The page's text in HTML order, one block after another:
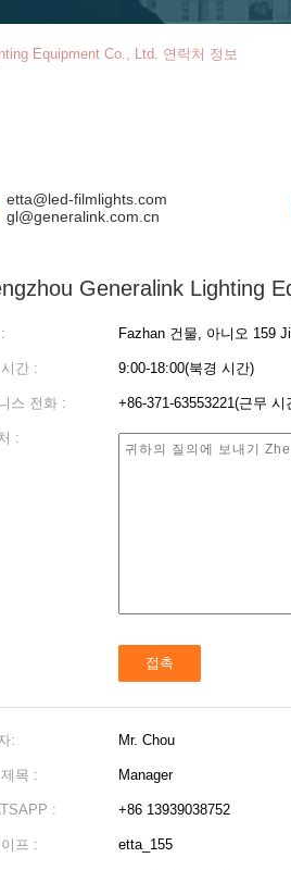
Equipment Co., Ltd. 연락처 정보
etta@led-filmlights.com
gl@generalink.com.cn
Generalink Lighting
Fazhan 건물, 아니오 159
간 : 9:00-18:00(북경 시간)
스 전화 : +86-371-63553221(근무
:
: Mr. Chou
목 : Manager
: +86 13939038752
프 : etta_155